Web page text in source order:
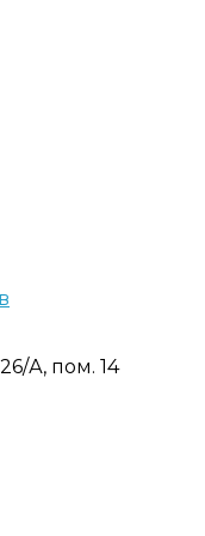
А, пом. 14